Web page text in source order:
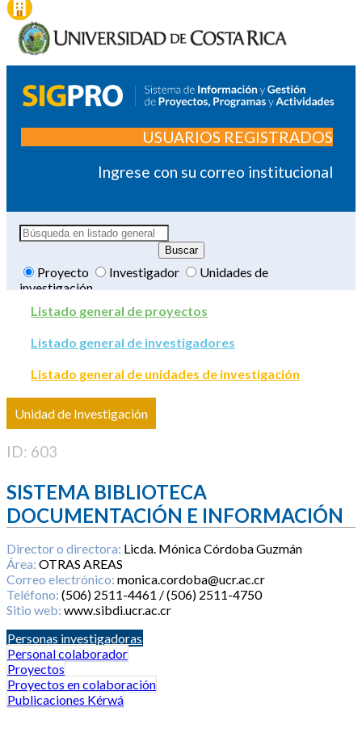
USUARIOS REGISTRADOS
Ingrese con su correo institucional
Proyecto Investigador
Unidades de
investigación
Listado general de proyectos
Listado general de investigadores
Listado general de unidades de investigación
Unidad de Investigación
ID: 603
SISTEMA BIBLIOTECA
DOCUMENTACIÓN E INFORMACIÓN
Director o directora: Licda. Mónica Córdoba Guzmán
Área: OTRAS AREAS
Correo electrónico: monica.cordoba@ucr.ac.cr
Teléfono: (506) 2511-4461 / (506) 2511-4750
Sitio web: www.sibdi.ucr.ac.cr
Personas investigadoras
Personal colaborador
Proyectos
Proyectos en colaboración
Publicaciones Kérwá